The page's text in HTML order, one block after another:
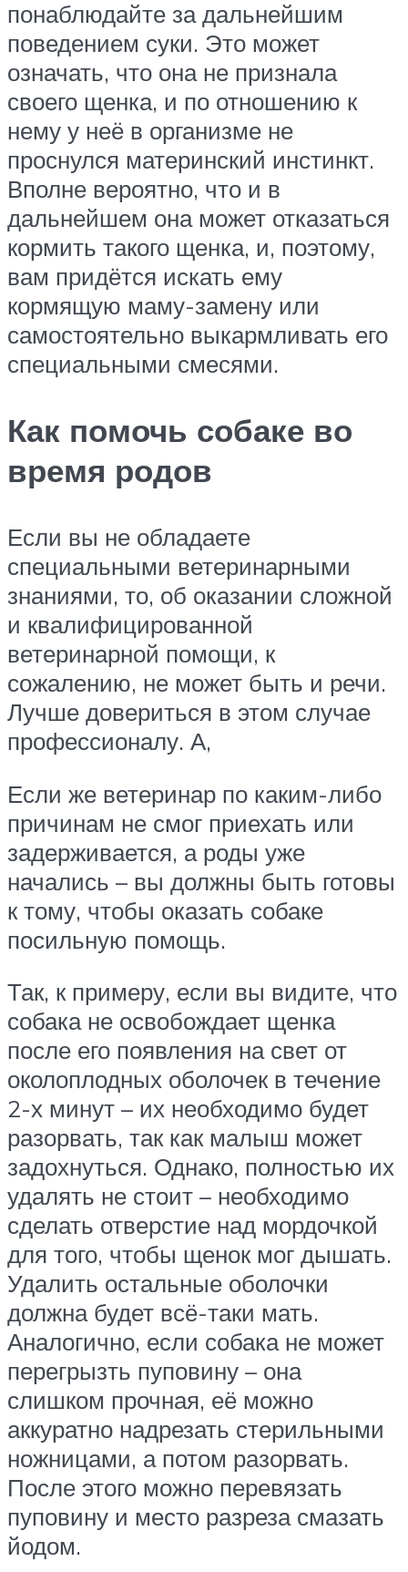
понаблюдайте за дальнейшим
поведением суки. Это может
означать, что она не признала
своего щенка, и по отношению к
нему у неё в организме не
проснулся материнский инстинкт.
Вполне вероятно, что и в
дальнейшем она может отказаться
кормить такого щенка, и, поэтому,
вам придётся искать ему
кормящую маму-замену или
самостоятельно выкармливать его
специальными смесями.
Как помочь собаке во
время родов
Если вы не обладаете
специальными ветеринарными
знаниями, то, об оказании сложной
и квалифицированной
ветеринарной помощи, к
сожалению, не может быть и речи.
Лучше довериться в этом случае
профессионалу. А,
Если же ветеринар по каким-либо
причинам не смог приехать или
задерживается, а роды уже
начались – вы должны быть готовы
к тому, чтобы оказать собаке
посильную помощь.
Так, к примеру, если вы видите, что
собака не освобождает щенка
после его появления на свет от
околоплодных оболочек в течение
2-х минут – их необходимо будет
разорвать, так как малыш может
задохнуться. Однако, полностью их
удалять не стоит – необходимо
сделать отверстие над мордочкой
для того, чтобы щенок мог дышать.
Удалить остальные оболочки
должна будет всё-таки мать.
Аналогично, если собака не может
перегрызть пуповину – она
слишком прочная, её можно
аккуратно надрезать стерильными
ножницами, а потом разорвать.
После этого можно перевязать
пуповину и место разреза смазать
йодом.